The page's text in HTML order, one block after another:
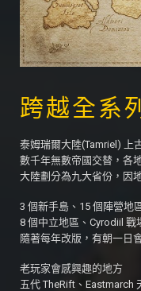
跨越全系
泰姆瑞爾大陸(Tamriel) 上
數千年無數帝國交替，各
大陸劃分為九大省份，因
3 個新手島、15 個陣營地
8 個中立地區、Cyrodiil 戰
隨著每年改版，有朝一日
老玩家會感興趣的地方
五代 TheRift、Eastmarch